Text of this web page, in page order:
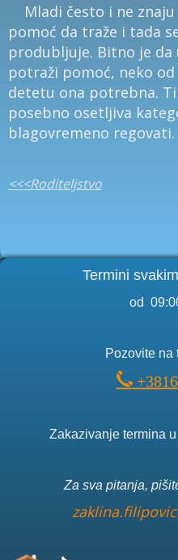
Mladi često i ne znaju
pomoć da traže i tada
produbljuje. Bitno je da
potraži pomoć, neko
detetu ona potrebna.
posebno osetljiva
blagovremeno regovati.
<<<Roditeljstvo
Termini
od
Pozovite na
Zakazivanje termina
Za sva pitanja,